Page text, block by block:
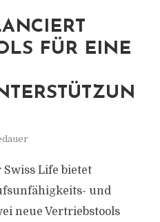
FÜR EINE
Life bietet
und
neue Vertriebstools